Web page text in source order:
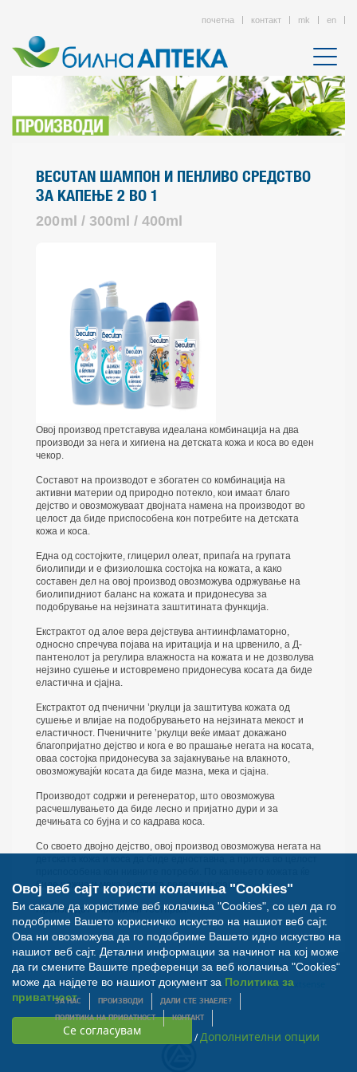
Овој веб сајт користи колачиња "Cookies"
Би сакале да користиме веб колачиња "Cookies", со цел да го
подобриме Вашето корисничко искуство на нашиот веб сајт.
Ова ни овозможува да го подобриме Вашето идно искуство на
нашиот веб сајт. Детални информации за начинот на кој може
да ги смените Вашите преференци за веб колачиња "Cookies“
може да најдете во нашиот документ за Политика за
приватност
/Дополнителни опции
почетна контакт mk en
BECUTAN ШАМПОН И ПЕНЛИВО СРEДСТВО
ЗА КАПЕЊЕ 2 ВО 1
200ml / 300ml / 400ml
Овој производ претставува идеалана комбинација на два
производи за нега и хигиена на детската кожа и коса во еден
чекор.
Составот на производот е збогатен со комбинација на
активни материи од природно потекло, кои имаат благо
дејство и овозможуваат двојната намена на производот во
целост да биде приспособена кон потребите на детската
кожа и коса.
Една од состојките, глицерил олеат, припаѓа на групата
биолипиди и е физиолошка состојка на кожата, а како
составен дел на овој производ овозможува одржување на
биолипидниот баланс на кожата и придонесува за
подобрување на нејзината заштитината функција.
Екстрактот од алое вера дејствува антиинфламаторно,
односно спречува појава на иритација и на црвенило, а Д-
пантенолот ја регулира влажноста на кожата и не дозволува
нејзино сушење и истовремено придонесува косата да биде
еластична и сјајна.
Екстрактот од пченични ’ркулци ја заштитува кожата од
сушење и влијае на подобрувањето на нејзината мекост и
еластичност. Пченичните ’ркулци веќе имаат докажано
благопријатно дејство и кога е во прашање негата на косата,
оваа состојка придонесува за зајакнување на влакното,
овозможувајќи косата да биде мазна, мека и сјајна.
Производот содржи и регенератор, што овозможува
расчешлувањето да биде лесно и пријатно дури и за
дечињата со бујна и со кадрава коса.
Со своето двојно дејство, овој производ овозможува негата на
биде нежна и мека, а косата лелеава и сјајна.
Производот е клинички тестиран.
© Билна Аптека 2012. Сите права задржани. Developed byNextsense
ЗА НАС ПРОИЗВОДИ
ДАЛИ СТЕ ЗНАЕЛЕ?
ПОЛИТИКА НА ПРИВАТНОСТ
КОНТАКТ